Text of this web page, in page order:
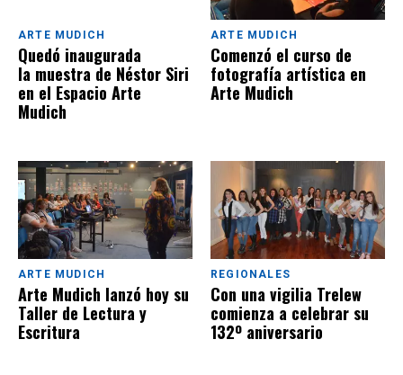
ARTE MUDICH
Quedó inaugurada
la muestra de Néstor Siri
en el Espacio Arte
Mudich
ARTE MUDICH
Comenzó el curso de
fotografía artística en
Arte Mudich
ARTE MUDICH
Arte Mudich lanzó hoy su
Taller de Lectura y
Escritura
REGIONALES
Con una vigilia Trelew
comienza a celebrar su
132º aniversario